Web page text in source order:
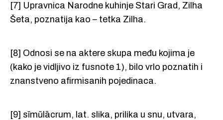
[7] Upravnica Narodne kuhinje Stari Grad, Zilha
Šeta, poznatija kao – tetka Zilha.
[8] Odnosi se na aktere skupa među kojima je
(kako je vidljivo iz fusnote 1), bilo vrlo poznatih i
znanstveno afirmisanih pojedinaca.
[9] sĭmŭlācrum, lat. slika, prilika u snu, utvara,